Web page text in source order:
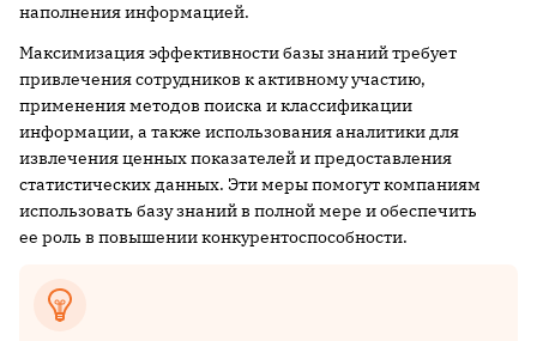
наполнения информацией.
Максимизация эффективности базы знаний требует
привлечения сотрудников к активному участию,
применения методов поиска и классификации
информации, а также использования аналитики для
извлечения ценных показателей и предоставления
статистических данных. Эти меры помогут компаниям
использовать базу знаний в полной мере и обеспечить
ее роль в повышении конкурентоспособности.